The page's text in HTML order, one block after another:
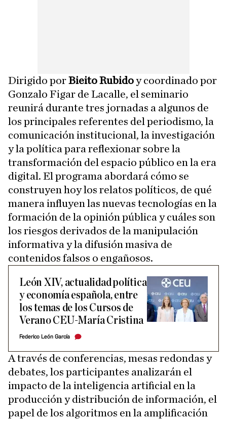
Dirigido porBieito Rubidoy coordinado por
Gonzalo Figar de Lacalle, el seminario
reunirá durante tres jornadas a algunos de
los principales referentes del periodismo, la
comunicación institucional, la investigación
y la política para reflexionar sobre la
transformación del espacio público en la era
digital. El programa abordará cómo se
construyen hoy los relatos políticos, de qué
manera influyen las nuevas tecnologías en la
formación de la opinión pública y cuáles son
los riesgos derivados de la manipulación
informativa y la difusión masiva de
contenidos falsos o engañosos.
León XIV, actualidad política
y economía española, entre
los temas de los Cursos de
Verano CEU-María Cristina
Federico León García
A través de conferencias, mesas redondas y
debates, los participantes analizarán el
impacto de la inteligencia artificial en la
producción y distribución de información, el
papel de los algoritmos en la amplificación